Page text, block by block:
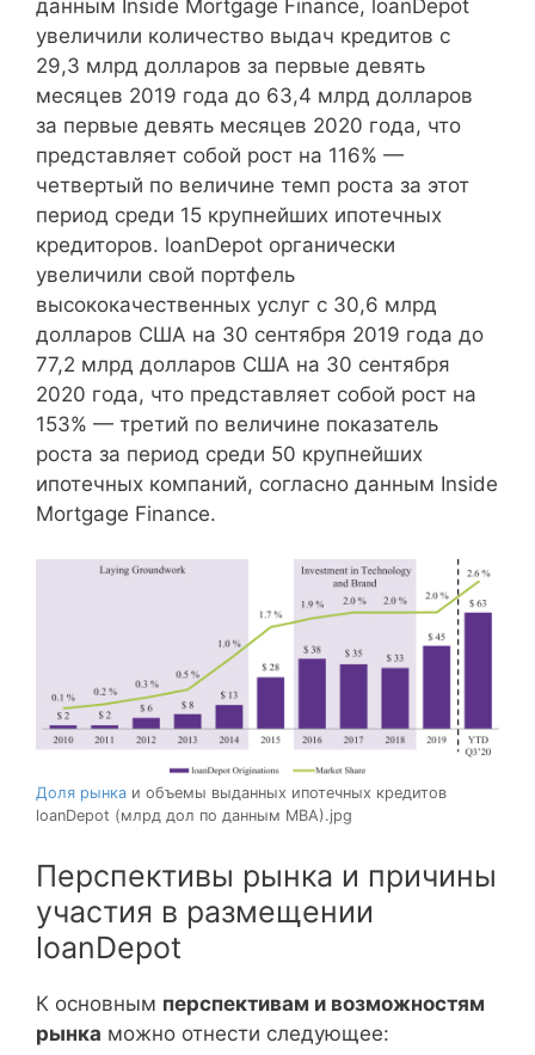
данным Inside Mortgage Finance, loanDepot
увеличили количество выдач кредитов с
29,3 млрд долларов за первые девять
месяцев 2019 года до 63,4 млрд долларов
за первые девять месяцев 2020 года, что
представляет собой рост на 116% —
четвертый по величине темп роста за этот
период среди 15 крупнейших ипотечных
кредиторов. loanDepot органически
увеличили свой портфель
высококачественных услуг с 30,6 млрд
долларов США на 30 сентября 2019 года до
77,2 млрд долларов США на 30 сентября
2020 года, что представляет собой рост на
153% — третий по величине показатель
роста за период среди 50 крупнейших
ипотечных компаний, согласно данным Inside
Mortgage Finance.
Доля рынка и объемы выданных ипотечных кредитов
loanDepot (млрд дол по данным MBA).jpg
Перспективы рынка и причины
участия в размещении
loanDepot
К основным перспективам и возможностям
рынка можно отнести следующее: